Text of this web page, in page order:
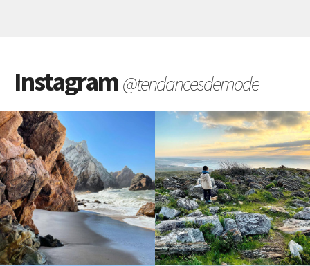
Instagram@tendancesdemode